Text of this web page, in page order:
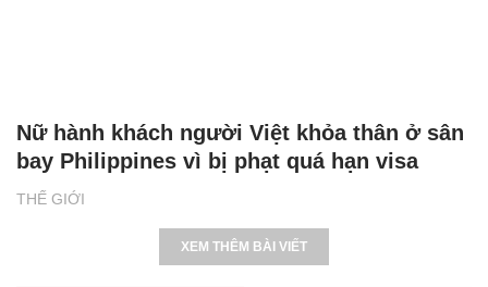
THẾ GIỚI
Nữ hành khách người Việt khỏa thân ở sân
bay Philippines vì bị phạt quá hạn visa
XEM THÊM BÀI VIẾT